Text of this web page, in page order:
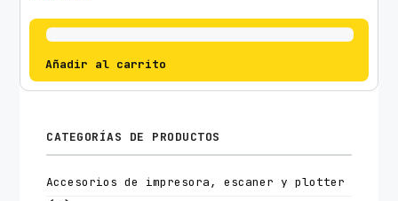
Añadir al carrito
CATEGORÍAS DE PRODUCTOS
Accesorios de impresora, escaner y plotter